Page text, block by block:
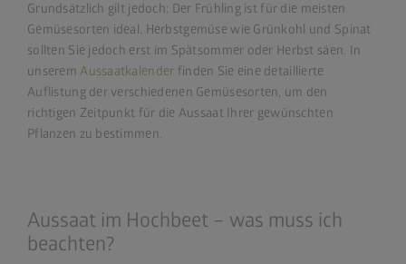
Grundsätzlich gilt jedoch: Der Frühling ist für die meisten
Gemüsesorten ideal. Herbstgemüse wie Grünkohl und Spinat
sollten Sie jedoch erst im Spätsommer oder Herbst säen. In
unseremAussaatkalender finden Sie eine detaillierte
Auflistung der verschiedenen Gemüsesorten, um den
richtigen Zeitpunkt für die Aussaat Ihrer gewünschten
Pflanzen zu bestimmen.
Aussaat im Hochbeet – was muss ich
beachten?